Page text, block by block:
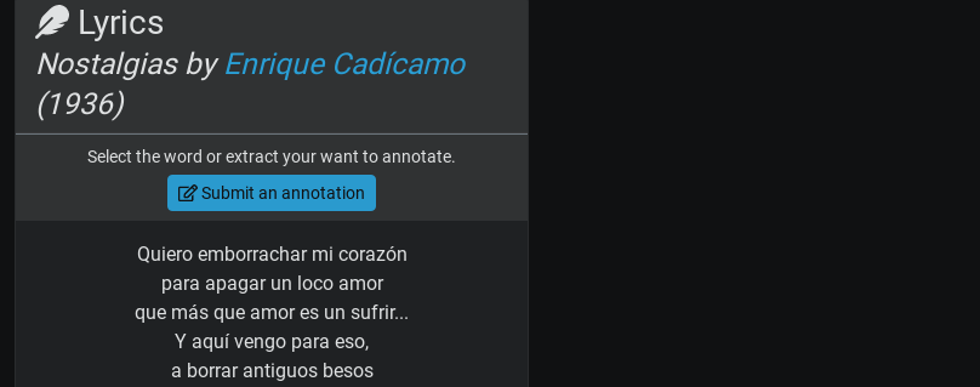
Lyrics
Nostalgias byEnrique Cadícamo
(1936)
Select the word or extract your want to annotate.
Submit an annotation
Quiero emborrachar mi corazón
para apagar un loco amor
que más que amor es un sufrir...
Y aquí vengo para eso,
a borrar antiguos besos